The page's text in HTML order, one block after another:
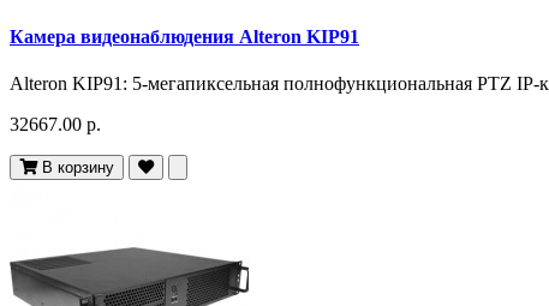
Камера видеонаблюдения Alteron KIP91
Alteron KIP91: 5-мегапиксельная полнофункциональная PTZ IP-
32667.00 р.
В корзину